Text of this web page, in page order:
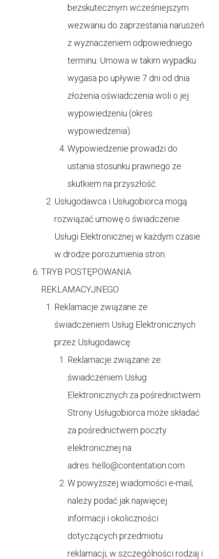
bezskutecznym wcześniejszym
wezwaniu do zaprzestania naruszeń
z wyznaczeniem odpowiedniego
terminu. Umowa w takim wypadku
wygasa po upływie 7 dni od dnia
złożenia oświadczenia woli o jej
wypowiedzeniu (okres
wypowiedzenia).
Wypowiedzenie prowadzi do
ustania stosunku prawnego ze
skutkiem na przyszłość.
Usługodawca i Usługobiorca mogą
rozwiązać umowę o świadczenie
Usługi Elektronicznej w każdym czasie
w drodze porozumienia stron.
TRYB POSTĘPOWANIA
REKLAMACYJNEGO
Reklamacje związane ze
świadczeniem Usług Elektronicznych
przez Usługodawcę:
Reklamacje związane ze
świadczeniem Usług
Elektronicznych za pośrednictwem
Strony Usługobiorca może składać
za pośrednictwem poczty
elektronicznej na
adres: hello@contentation.com
W powyższej wiadomości e-mail,
należy podać jak najwięcej
informacji i okoliczności
dotyczących przedmiotu
reklamacji, w szczególności rodzaj i